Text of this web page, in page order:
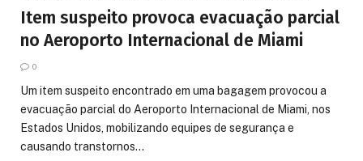
Item suspeito provoca evacuação parcial
no Aeroporto Internacional de Miami
0
Um item suspeito encontrado em uma bagagem provocou a
evacuação parcial do Aeroporto Internacional de Miami, nos
Estados Unidos, mobilizando equipes de segurança e
causando transtornos…